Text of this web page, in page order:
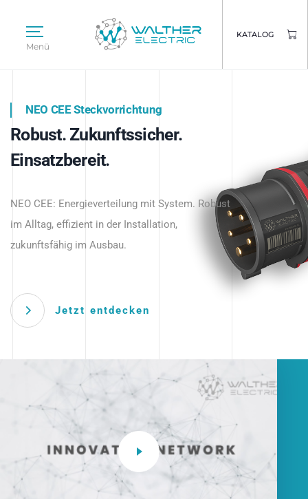
Menü
KATALOG
Intelligente Stromverteilung
beginnt hier.
NEO CEE Steckvorrichtung
Robust. Zukunftssicher.
Einsatzbereit.
NEO CEE: Energieverteilung mit System. Robust
im Alltag, effizient in der Installation,
zukunftsfähig im Ausbau.
Jetzt entdecken
Intelligenz trifft Energie.
Anwendungen – robust, IP-geschützt und
zukunftsfähig.